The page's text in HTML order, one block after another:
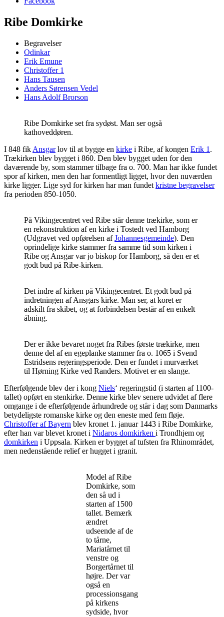
Ribe Domkirke
Begravelser
Odinkar
Erik Emune
Christoffer 1
Hans Tausen
Anders Sørensen Vedel
Hans Adolf Brorson
Ribe Domkirke set fra sydøst. Man ser også
kathoveddøren.
I 848 fik Ansgarlov til at bygge en kirke i Ribe, af kongen Erik 1 .
Trækirken blev bygget i 860. Den blev bygget uden for den
daværende by, som stammer tilbage fra o. 700. Man har ikke fundet
spor af kirken, men den har formentligt ligget, hvor den nuværden
kirke ligger. Lige syd for kirken har man fundet kristne begravelser
fra perioden 850-1050.
På Vikingecentret ved Ribe står denne trækirke, som er
en rekonstruktion af en kirke i Tostedt ved Hamborg
(Udgravet ved opførelsen afJohannesgemeinde). Den
oprindelige kirke stammer fra samme tid som kirken i
Ribe og Ansgar var jo biskop for Hamborg, så den er et
godt bud på Ribe-kirken.
Det indre af kirken på Vikingecentret. Et godt bud på
indretningen af Ansgars kirke. Man ser, at koret er
adskilt fra skibet, og at forbindelsen består af en enkelt
åbning.
Der er ikke bevaret noget fra Ribes første trækirke, men
denne del af en egeplanke stammer fra o. 1065 i Svend
Estridsens regeringsperiode. Den er fundet i murværket
til Hørning Kirke ved Randers. Motivet er en slange.
Efterfølgende blev der i kong Niels‘ regeringstid (i starten af 1100-
tallet) opført en stenkirke. Denne kirke blev senere udvidet af flere
omgange i de efterfølgende århundrede og står i dag som Danmarks
betydeligste romanske kirke og den eneste med fem fløje.
Christoffer af Bayern blev kronet 1. januar 1443 i Ribe Domkirke,
efter han var blevet kronet i Nidaros domkirken i Trondhjem og
domkirken i Uppsala. Kirken er bygget af tufsten fra Rhinområdet,
men nedenstående relief er hugget i granit.
Model af Ribe
Domkirke, som
den så ud i
starten af 1500
tallet. Bemærk
ændret
udseende af de
to tårne,
Mariatårnet til
venstre og
Borgertårnet til
højre. Der var
også en
processionsgang
på kirkens
sydside, hvor